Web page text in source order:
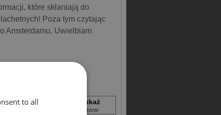
które skłaniają do
Poza tym czytając
Amsterdamu. Uwielbiam
Dostępność
Pokaż
Show
to all